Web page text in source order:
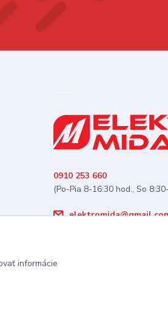
0910 253 660
(Po-Pia 8-16:30 hod., So
informácie